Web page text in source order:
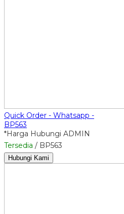
Quick Order - Whatsapp -
BP563
*Harga Hubungi ADMIN
Tersedia / BP563
Hubungi Kami